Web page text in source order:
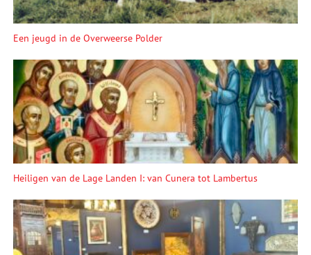
Een jeugd in de Overweerse Polder
Heiligen van de Lage Landen I: van Cunera tot Lambertus